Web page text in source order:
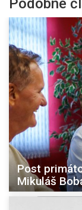
Podobné
Post
Mikuláš